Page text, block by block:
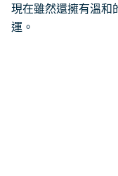
現在雖然還擁有溫和
運。